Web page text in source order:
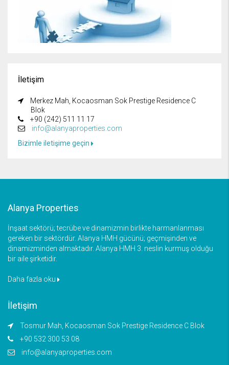
İletişim
Merkez Mah, Kocaosman Sok Prestige Residence C
Blok
+90 (242) 511 11 17
info@alanyaproperties.com
Bizimle iletişime geçin
Alanya Properties
İnşaat sektörü; tecrübe ve dinamizmin birlikte harmanlanması
gereken bir sektördür. Alanya HMH gücünü; geçmişinden ve
dinamizminden almaktadır. Alanya HMH 3. neslin kurmuş olduğu
bir aile şirketidir.
Daha fazla oku
İletişim
Tosmur Mah, Kocaosman Sok Prestige Residence C Blok
+90 532 300 53 08
info@alanyaproperties.com